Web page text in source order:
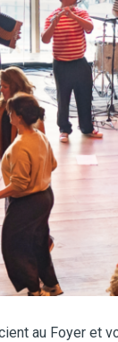
au Foyer et